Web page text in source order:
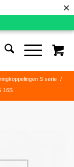
×
S serie
/
16S